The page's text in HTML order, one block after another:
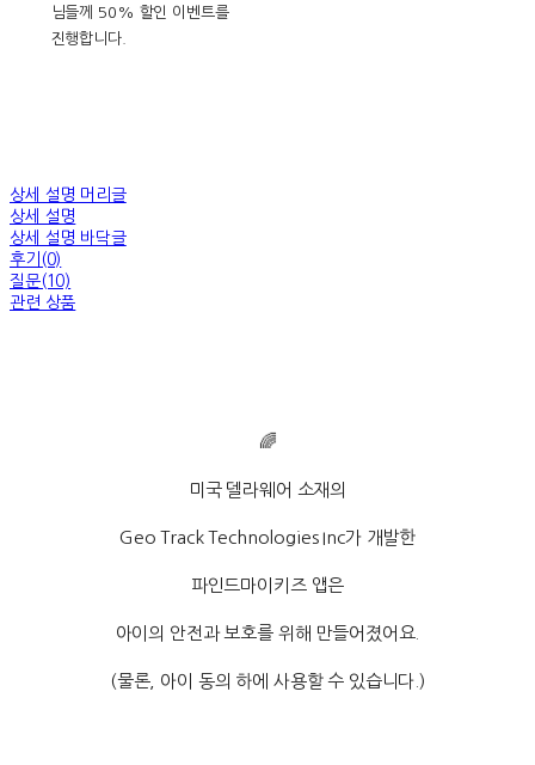
님들께 50% 할인 이벤트를
진행합니다.
상세 설명 머리글
상세 설명
상세 설명 바닥글
후기(0)
질문(10)
관련 상품
🌈
미국 델라웨어 소재의
Geo Track Technologies Inc가 개발한
파인드마이키즈 앱은
아이의 안전과 보호를 위해 만들어졌어요.
(물론, 아이 동의 하에 사용할 수 있습니다.)